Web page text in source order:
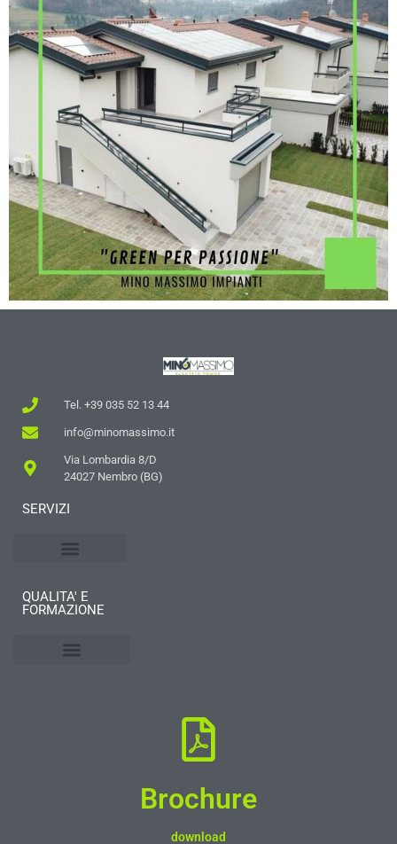
Tel. +39 035 52 13 44
info@minomassimo.it
Via Lombardia 8/D
24027 Nembro (BG)
SERVIZI
QUALITA' E
FORMAZIONE
Brochure
download